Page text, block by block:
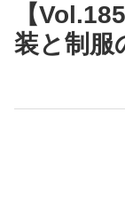
【
装と制服